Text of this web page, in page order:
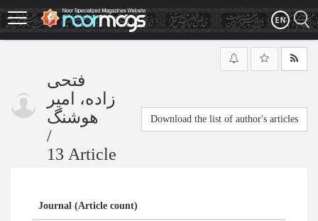
Skip
to
main
فتحی
زاده، امیر
هوشنگ
/
13 Article
Download the list of author's articles
Journal (Article count)